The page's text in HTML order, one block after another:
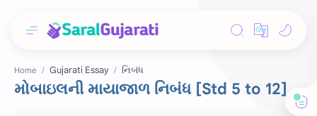
Home Gujarati Essay નિબંધ
મોબાઇલની માયાજાળ નિબંધ [Std 5 to 12]